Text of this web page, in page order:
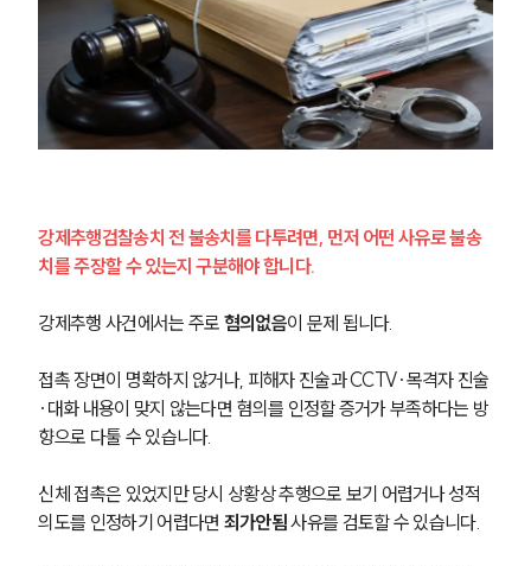
강제추행검찰송치 전 불송치를 다투려면, 먼저 어떤 사유로 불송
치를 주장할 수 있는지 구분해야 합니다.
강제추행 사건에서는 주로 혐의없음이 문제 됩니다.
접촉 장면이 명확하지 않거나, 피해자 진술과 CCTV·목격자 진술
·대화 내용이 맞지 않는다면 혐의를 인정할 증거가 부족하다는 방
향으로 다툴 수 있습니다.
신체 접촉은 있었지만 당시 상황상 추행으로 보기 어렵거나 성적
의도를 인정하기 어렵다면 죄가안됨 사유를 검토할 수 있습니다.